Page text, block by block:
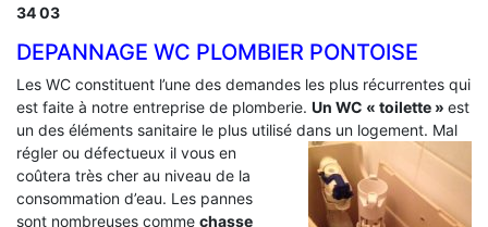
34 03
DEPANNAGE WC PLOMBIER PONTOISE
Les WC constituent l’une des demandes les plus récurrentes qui
est faite à notre entreprise de plomberie. Un WC « toilette » est
un des éléments sanitaire le plus utilisé dans un logement. Mal
régler ou défectueux il vous en
coûtera très cher au niveau de la
consommation d’eau. Les pannes
sont nombreuses comme chasse